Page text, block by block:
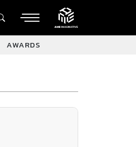
AWARDS